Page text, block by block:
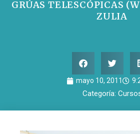
GRÚAS TELESCÓPICAS
ZULIA
mayo 10, 2011
Categoría: